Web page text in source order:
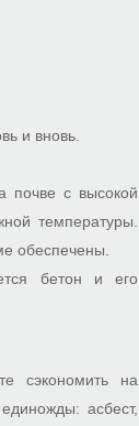
и вновь.
почве с высокой
температуры.
обеспечены.
бетон и его
сэкономить на
асбест,